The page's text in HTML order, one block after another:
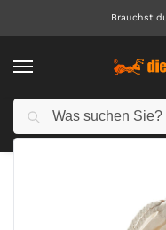
Brauchst
Start Accessoires / Taschen